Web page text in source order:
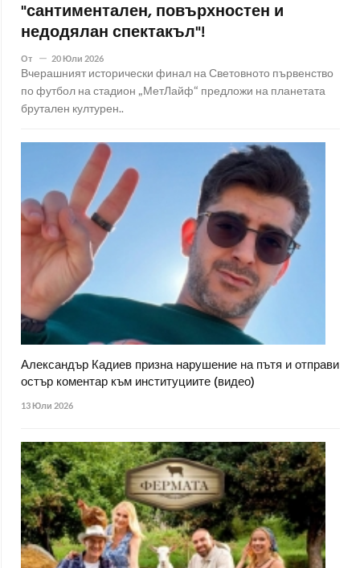
"сантиментален, повърхностен и
недодялан спектакъл"!
От 20 Юли 2026
Вчерашният исторически финал на Световното първенство
по футбол на стадион „МетЛайф“ предложи на планетата
брутален културен..
Александър Кадиев призна нарушение на пътя и отправи
остър коментар към институциите (видео)
13 Юли 2026